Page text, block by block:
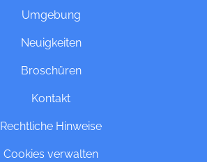
Umgebung
Neuigkeiten
Broschüren
Kontakt
Rechtliche Hinweise
Cookies verwalten